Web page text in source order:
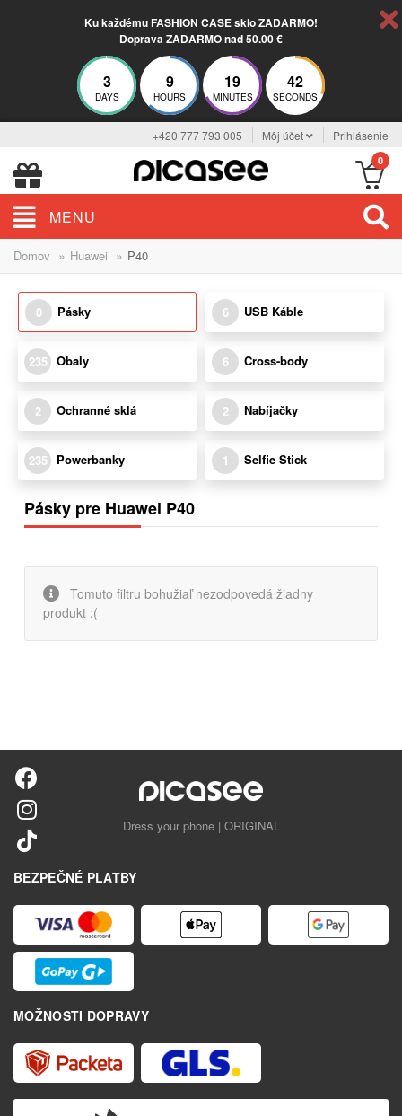
Ku každému FASHION CASE sklo ZADARMO!
Doprava ZADARMO nad 50.00 €
3
DAYS
9
HOURS
19
MINUTES
42
SECONDS
+420 777 793 005 Môj účet Prihlásenie
0
MENU
Domov » Huawei » P40
0 Pásky 6 USB Káble
235 Obaly 6 Cross-body
2 Ochranné sklá 2 Nabíjačky
235 Powerbanky 1 Selfie Stick
Pásky pre Huawei P40
Tomuto filtru bohužiaľ nezodpovedá žiadny
produkt :(
Dress your phone | ORIGINAL
BEZPEČNÉ PLATBY
MOŽNOSTI DOPRAVY